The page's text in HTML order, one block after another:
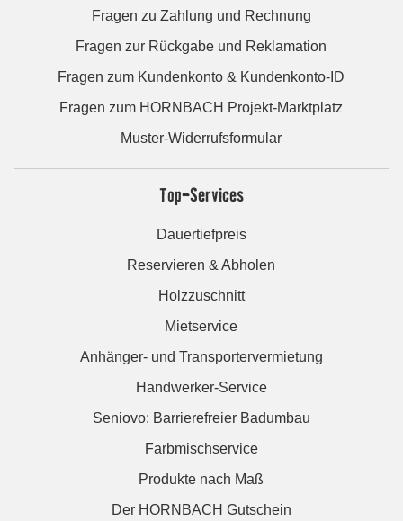
Fragen zu Zahlung und Rechnung
Fragen zur Rückgabe und Reklamation
Fragen zum Kundenkonto & Kundenkonto-ID
Fragen zum HORNBACH Projekt-Marktplatz
Muster-Widerrufsformular
Top-Services
Dauertiefpreis
Reservieren & Abholen
Holzzuschnitt
Mietservice
Anhänger- und Transportervermietung
Handwerker-Service
Seniovo: Barrierefreier Badumbau
Farbmischservice
Produkte nach Maß
Der HORNBACH Gutschein